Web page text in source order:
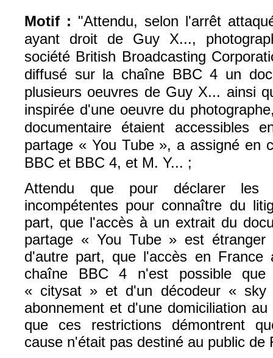
Motif : "Attendu, selon l'arrêt
ayant droit de Guy X...,
société British Broadcasting
diffusé sur la chaîne BBC 4 un
plusieurs oeuvres de Guy X... ainsi
inspirée d'une oeuvre du
documentaire étaient accessibles
partage « You Tube », a assigné en
BBC et BBC 4, et M. Y... ;
Attendu que pour déclarer les
incompétentes pour connaître du
part, que l'accès à un extrait du
partage « You Tube » est
d'autre part, que l'accès en France
chaîne BBC 4 n'est possible que
« citysat » et d'un décodeur «
abonnement et d'une domiciliation
que ces restrictions démontrent
cause n'était pas destiné au public de